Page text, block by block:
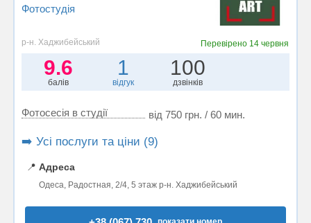
Фотостудiя
р-н. Хаджибейський Перевірено 14 червня
9.6
балів
1
відгук
100
дзвінків
Фотосесія в студії від 750 грн. / 60 мин.
➡️ Усі послуги та ціни (9)
📍 Адреса
Одеса, Радостная, 2/4, 5 этаж р-н. Хаджибейський